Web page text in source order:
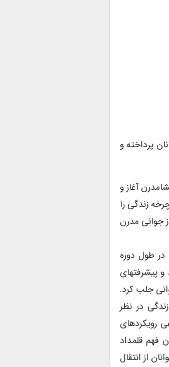
پرداخته و
آغاز و
زندگی را
جوانی مدرن
در طول دوره
پیشرفتهای
جلب کرد.
در نظر
رویکردهای
فهم قلمداد
از انتقال